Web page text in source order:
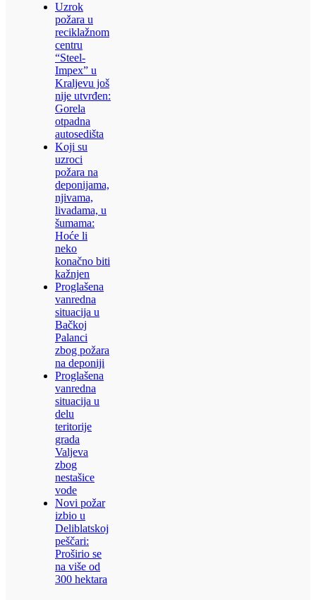
Uzrok
požara u
reciklažnom
centru
“Steel-
Impex” u
Kraljevu još
nije utvrđen:
Gorela
otpadna
autosedišta
Koji su
uzroci
požara na
deponijama,
njivama,
livadama, u
šumama:
Hoće li
neko
konačno biti
kažnjen
Proglašena
vanredna
situacija u
Bačkoj
Palanci
zbog požara
na deponiji
Proglašena
vanredna
situacija u
delu
teritorije
grada
Valjeva
zbog
nestašice
vode
Novi požar
izbio u
Deliblatskoj
peščari:
Proširio se
na više od
300 hektara